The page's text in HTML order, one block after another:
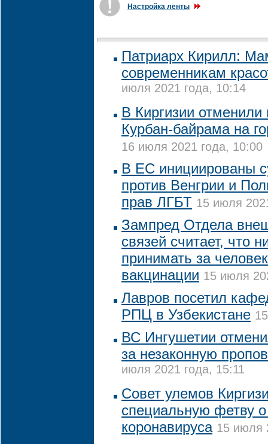
Настройка ленты
Патриарх Кирилл:
современникам
июля 2021 года, 10:14
В Киргизии
Курбан-байрама на
16 июля 2021 года, 10:00
В ЕС инициированы
против Венгрии и
прав ЛГБТ 15 июля
Зампред Отдела
связей считает, что
принимать за
вакцинации 15 июля
Лавров посетил
РПЦ в Узбекистане
ВС Ингушетии
за незаконную
июля 2021 года, 15:11
Совет улемов
специальную фетву
коронавируса 15 июля